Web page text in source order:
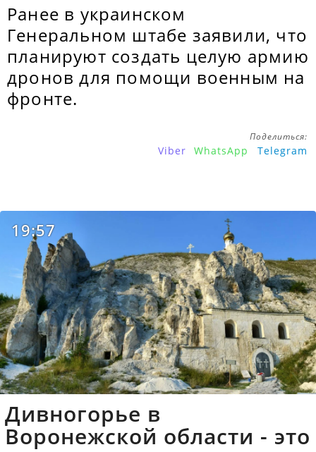
Ранее в украинском
Генеральном штабе заявили, что
планируют создать целую армию
дронов для помощи военным на
фронте.
Поделиться:
Viber WhatsApp Telegram
19:57
Дивногорье в
Воронежской области - это